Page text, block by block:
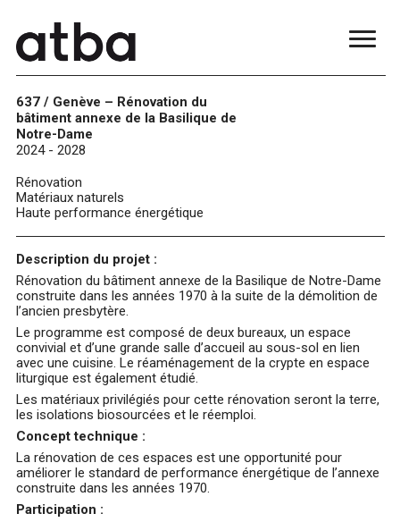
637 / Genève – Rénovation du
bâtiment annexe de la Basilique de
Notre-Dame
2024 - 2028
Rénovation
Matériaux naturels
Haute performance énergétique
Description du projet :
Rénovation du bâtiment annexe de la Basilique de Notre-Dame
construite dans les années 1970 à la suite de la démolition de
l’ancien presbytère.
Le programme est composé de deux bureaux, un espace
convivial et d’une grande salle d’accueil au sous-sol en lien
avec une cuisine. Le réaménagement de la crypte en espace
liturgique est également étudié.
Les matériaux privilégiés pour cette rénovation seront la terre,
les isolations biosourcées et le réemploi.
Concept technique :
La rénovation de ces espaces est une opportunité pour
améliorer le standard de performance énergétique de l’annexe
construite dans les années 1970.
Participation :